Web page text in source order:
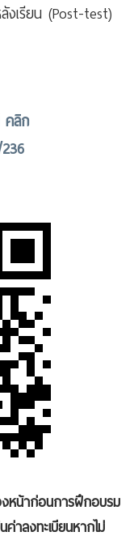
งเรียน (Post-test)
คลิก
หน้าก่อนการฝึกอบรม
าลงทะเบียนหากไม่